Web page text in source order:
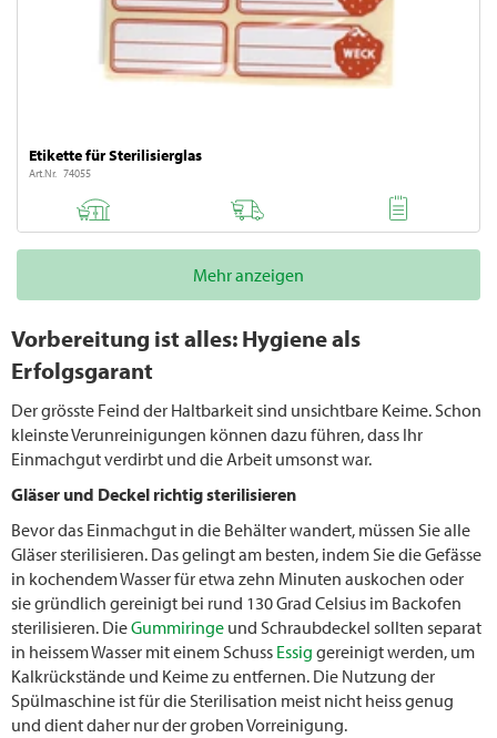
Etikette für Sterilisierglas
Art.Nr. 74055
Mehr anzeigen
Vorbereitung ist alles: Hygiene als
Erfolgsgarant
Der grösste Feind der Haltbarkeit sind unsichtbare Keime. Schon
kleinste Verunreinigungen können dazu führen, dass Ihr
Einmachgut verdirbt und die Arbeit umsonst war.
Gläser und Deckel richtig sterilisieren
Bevor das Einmachgut in die Behälter wandert, müssen Sie alle
Gläser sterilisieren. Das gelingt am besten, indem Sie die Gefässe
in kochendem Wasser für etwa zehn Minuten auskochen oder
sie gründlich gereinigt bei rund 130 Grad Celsius im Backofen
sterilisieren. DieGummiringe und Schraubdeckel sollten separat
in heissem Wasser mit einem Schuss Essig gereinigt werden, um
Kalkrückstände und Keime zu entfernen. Die Nutzung der
Spülmaschine ist für die Sterilisation meist nicht heiss genug
und dient daher nur der groben Vorreinigung.